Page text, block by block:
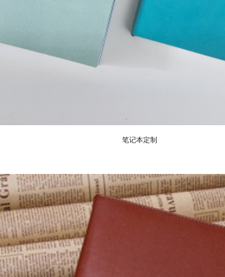
笔记本定制